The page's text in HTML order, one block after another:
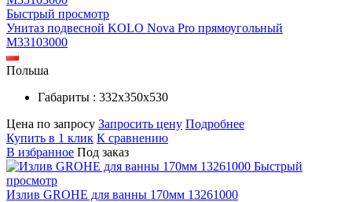
Быстрый просмотр
Унитаз подвесной KOLO Nova Pro прямоугольный
M33103000
Польша
Габариты : 332х350х530
Цена по запросу Запросить цену Подробнее
Купить в 1 клик К сравнению
В избранное Под заказ
Быстрый
просмотр
Излив GROHE для ванны 170мм 13261000